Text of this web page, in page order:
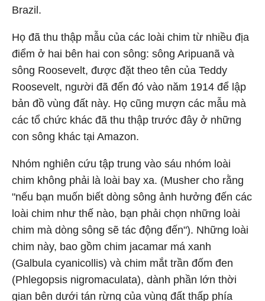
Brazil.
Họ đã thu thập mẫu của các loài chim từ nhiều địa
điểm ở hai bên hai con sông: sông Aripuanã và
sông Roosevelt, được đặt theo tên của Teddy
Roosevelt, người đã đến đó vào năm 1914 để lập
bản đồ vùng đất này. Họ cũng mượn các mẫu mà
các tổ chức khác đã thu thập trước đây ở những
con sông khác tại Amazon.
Nhóm nghiên cứu tập trung vào sáu nhóm loài
chim không phải là loài bay xa. (Musher cho rằng
"nếu bạn muốn biết dòng sông ảnh hưởng đến các
loài chim như thế nào, bạn phải chọn những loài
chim mà dòng sông sẽ tác động đến"). Những loài
chim này, bao gồm chim jacamar má xanh
(Galbula cyanicollis) và chim mắt trần đốm đen
(Phlegopsis nigromaculata), dành phần lớn thời
gian bên dưới tán rừng của vùng đất thấp phía